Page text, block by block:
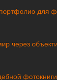
портфолио для
через
фотокниги